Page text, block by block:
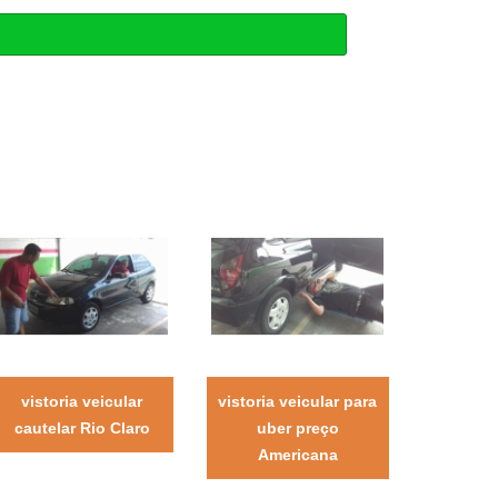
vistoria veicular
cautelar Rio Claro
vistoria veicular para
uber preço
Americana